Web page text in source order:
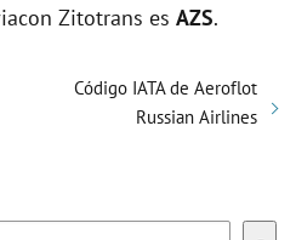
Zitotrans es AZS.
Código IATA de Aeroflot
Russian Airlines